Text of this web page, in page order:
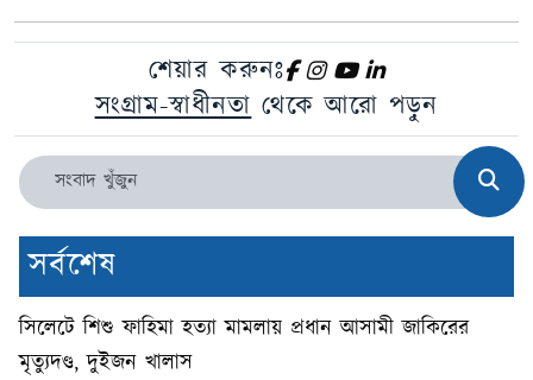
শেয়ার করুনঃ
সংগ্রাম-স্বাধীনতা থেকে আরো পড়ুন
সর্বশেষ
সিলেটে শিশু ফাহিমা হত্যা মামলায় প্রধান আসামী জাকিরের
মৃত্যুদণ্ড, দুইজন খালাস